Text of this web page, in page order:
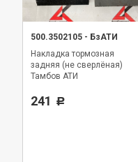
500.3502105 - БзАТИ
Накладка тормозная
задняя (не сверлёная)
Тамбов АТИ
241 Р